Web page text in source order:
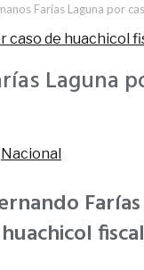
Farías Laguna por
Laguna
Nacional